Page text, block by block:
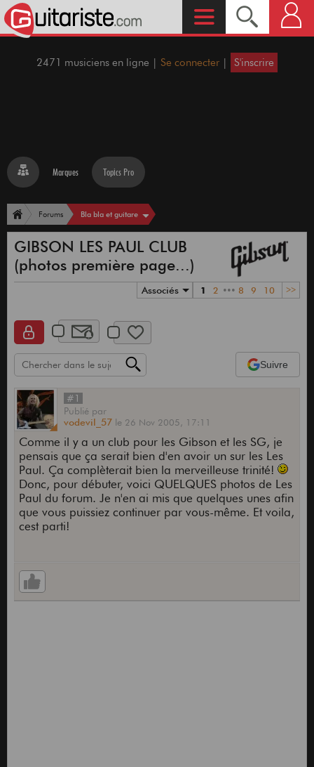
2471 musiciens en ligne | Se connecter | S'inscrire
Marques Topics Pro
Forums Bla bla et guitare
GIBSON LES PAUL CLUB
(photos première page...)
Associés 1 2 ••• 8 9 10 >>
Suivre
#1
Publié par
vodevil_57 le 26 Nov 2005, 17:11
Comme il y a un club pour les Gibson et les SG, je
pensais que ça serait bien d'en avoir un sur les Les
Paul. Ça complèterait bien la merveilleuse trinité!
Donc, pour débuter, voici QUELQUES photos de Les
Paul du forum. Je n'en ai mis que quelques unes afin
que vous puissiez continuer par vous-même. Et voila,
cest parti!